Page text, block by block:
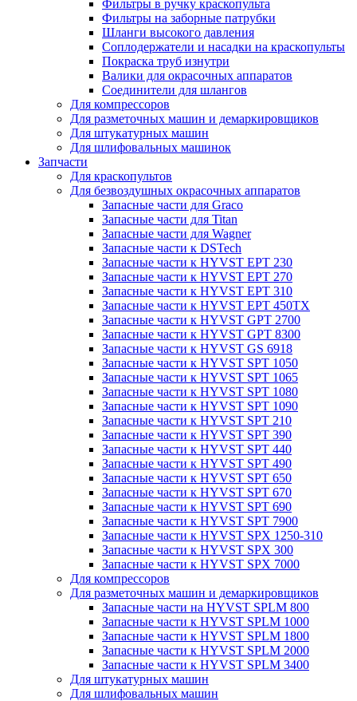
Фильтры в ручку краскопульта
Фильтры на заборные патрубки
Шланги высокого давления
Соплодержатели и насадки на краскопульты
Покраска труб изнутри
Валики для окрасочных аппаратов
Соединители для шлангов
Для компрессоров
Для разметочных машин и демаркировщиков
Для штукатурных машин
Для шлифовальных машинок
Запчасти
Для краскопультов
Для безвоздушных окрасочных аппаратов
Запасные части для Graco
Запасные части для Titan
Запасные части для Wagner
Запасные части к DSTech
Запасные части к HYVST EPT 230
Запасные части к HYVST EPT 270
Запасные части к HYVST EPT 310
Запасные части к HYVST EPT 450TX
Запасные части к HYVST GPT 2700
Запасные части к HYVST GPT 8300
Запасные части к HYVST GS 6918
Запасные части к HYVST SPT 1050
Запасные части к HYVST SPT 1065
Запасные части к HYVST SPT 1080
Запасные части к HYVST SPT 1090
Запасные части к HYVST SPT 210
Запасные части к HYVST SPT 390
Запасные части к HYVST SPT 440
Запасные части к HYVST SPT 490
Запасные части к HYVST SPT 650
Запасные части к HYVST SPT 670
Запасные части к HYVST SPT 690
Запасные части к HYVST SPT 7900
Запасные части к HYVST SPX 1250-310
Запасные части к HYVST SPX 300
Запасные части к HYVST SPX 7000
Для компрессоров
Для разметочных машин и демаркировщиков
Запасные части на HYVST SPLM 800
Запасные части к HYVST SPLM 1000
Запасные части к HYVST SPLM 1800
Запасные части к HYVST SPLM 2000
Запасные части к HYVST SPLM 3400
Для штукатурных машин
Для шлифовальных машин